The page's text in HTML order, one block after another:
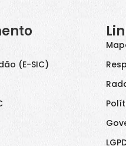
(E-SIC)